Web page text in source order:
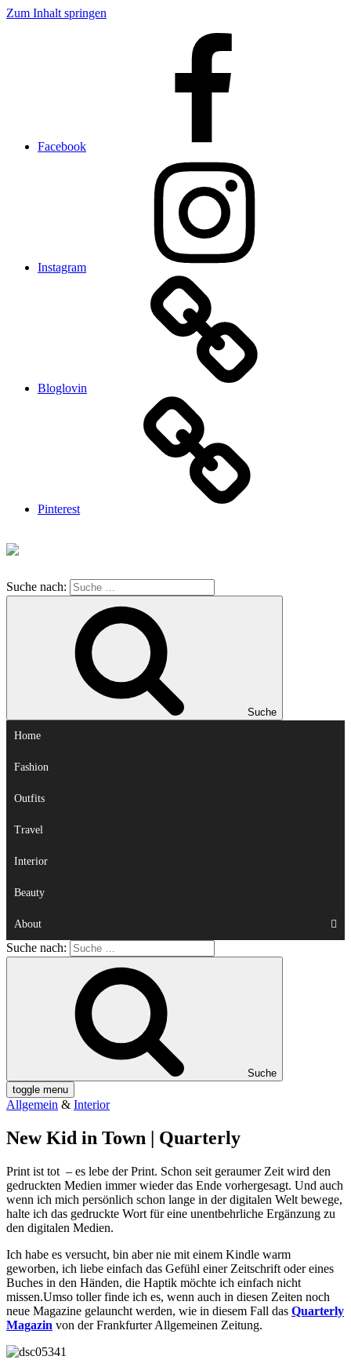
Zum Inhalt springen
Facebook
Instagram
Bloglovin
Pinterest
Suche nach:
Suche
Home
Fashion
Outfits
Travel
Interior
Beauty
About
Suche nach:
Suche
toggle menu
Allgemein & Interior
New Kid in Town | Quarterly
Print ist tot – es lebe der Print. Schon seit geraumer Zeit wird den
gedruckten Medien immer wieder das Ende vorhergesagt. Und auch
wenn ich mich persönlich schon lange in der digitalen Welt bewege,
halte ich das gedruckte Wort für eine unentbehrliche Ergänzung zu
den digitalen Medien.
Ich habe es versucht, bin aber nie mit einem Kindle warm
geworben, ich liebe einfach das Gefühl einer Zeitschrift oder eines
Buches in den Händen, die Haptik möchte ich einfach nicht
missen.Umso toller finde ich es, wenn auch in diesen Zeiten noch
neue Magazine gelauncht werden, wie in diesem Fall das Quarterly
Magazin von der Frankfurter Allgemeinen Zeitung.